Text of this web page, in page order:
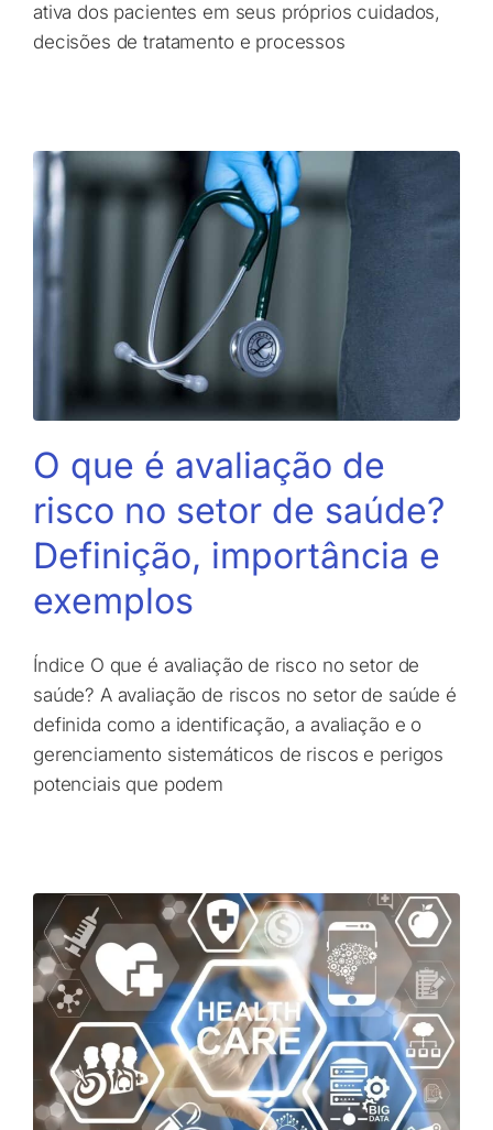
ativa dos pacientes em seus próprios cuidados,
decisões de tratamento e processos
O que é avaliação de
risco no setor de saúde?
Definição, importância e
exemplos
Índice O que é avaliação de risco no setor de
saúde? A avaliação de riscos no setor de saúde é
definida como a identificação, a avaliação e o
gerenciamento sistemáticos de riscos e perigos
potenciais que podem